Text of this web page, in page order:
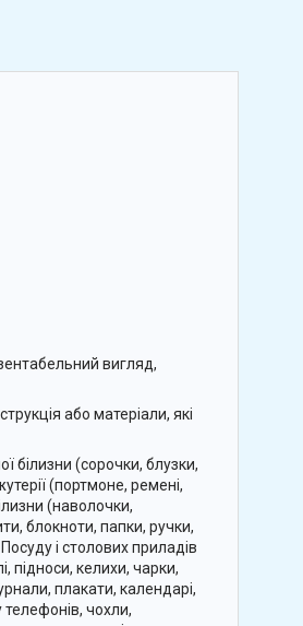
вигляд,
або матеріали, які
білизни (сорочки, блузки,
(портмоне, ремені,
(наволочки,
блокноти, папки, ручки,
і столових приладів
підноси, келихи, чарки,
плакати, календарі,
телефонів, чохли,